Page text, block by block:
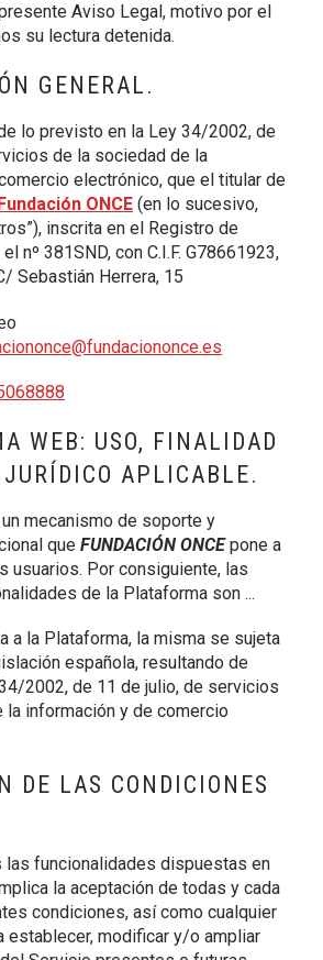
Aviso Legal, motivo por el
su lectura detenida.
GENERAL.
lo previsto en la Ley 34/2002, de
de la sociedad de la
electrónico, que el titular de
Fundación ONCE (en lo sucesivo,
inscrita en el Registro de
nº 381SND, con C.I.F. G78661923,
Sebastián Herrera, 15
WEB: USO, FINALIDAD
APLICABLE.
mecanismo de soporte y
que FUNDACIÓN ONCEpone a
usuarios. Por consiguiente, las
de la Plataforma son ...
a la Plataforma, la misma se sujeta
española, resultando de
2002, de 11 de julio, de servicios
la información y de comercio
DE LAS CONDICIONES
las funcionalidades dispuestas en
la aceptación de todas y cada
condiciones, así como cualquier
establecer, modificar y/o ampliar